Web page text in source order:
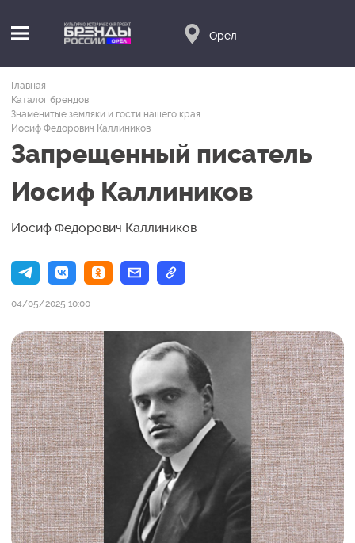
Орел
Главная
Каталог брендов
Знаменитые земляки и гости нашего края
Иосиф Федорович Каллиников
Запрещенный писатель
Иосиф Каллиников
Иосиф Федорович Каллиников
04/05/2025 10:00